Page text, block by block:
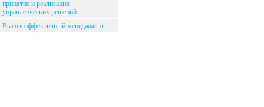
принятие и реализация
управленческих решений
Высокоэффективный менеджмент